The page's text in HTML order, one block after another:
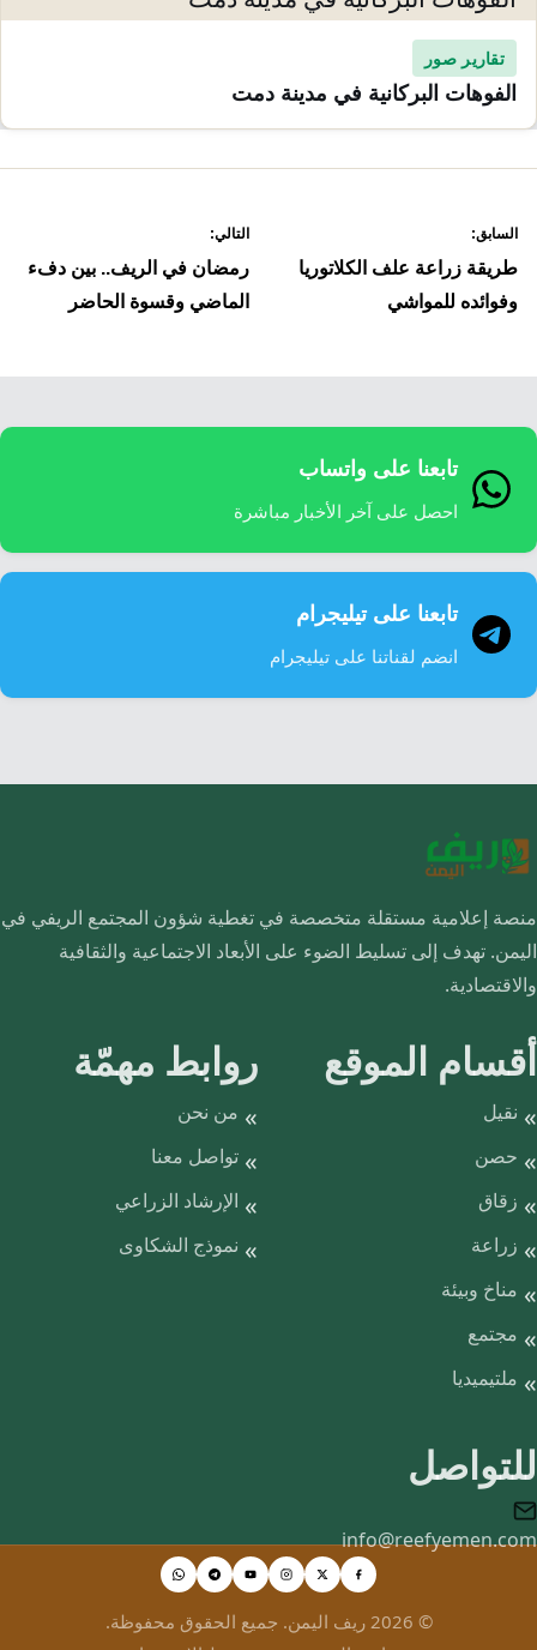
تقارير صور
الفوهات البركانية في مدينة دمت
المقالات
السابق:
طريقة زراعة علف الكلاتوريا
وفوائده للمواشي
التالي:
رمضان في الريف.. بين دفء
الماضي وقسوة الحاضر
تابعنا على واتساب
احصل على آخر الأخبار مباشرة
تابعنا على تيليجرام
انضم لقناتنا على تيليجرام
منصة إعلامية مستقلة متخصصة في تغطية شؤون المجتمع الريفي في
اليمن. تهدف إلى تسليط الضوء على الأبعاد الاجتماعية والثقافية
والاقتصادية.
أقسام الموقع
نقيل
حصن
زقاق
زراعة
مناخ وبيئة
مجتمع
ملتيميديا
روابط مهمّة
من نحن
تواصل معنا
الإرشاد الزراعي
نموذج الشكاوى
للتواصل
info@reefyemen.com
© 2026 ريف اليمن. جميع الحقوق محفوظة.